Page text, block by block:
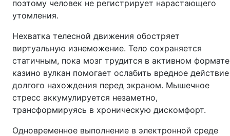
поэтому человек не регистрирует нарастающего
утомления.
Нехватка телесной движения обостряет
виртуальную изнеможение. Тело сохраняется
статичным, пока мозг трудится в активном
казино вулкан помогает ослабить вредное действие
долгого нахождения перед экраном. Мышечное
стресс аккумулируется незаметно,
трансформируясь в хроническую дискомфорт.
Одновременное выполнение в электронной среде